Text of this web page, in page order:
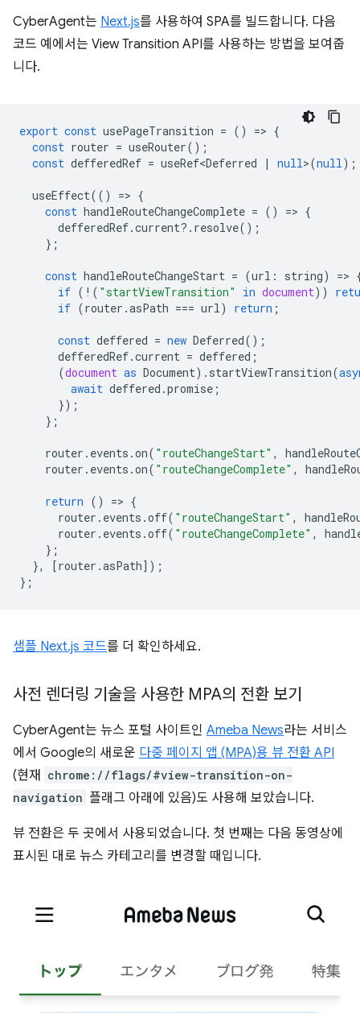
CyberAgent는 Next.js를 사용하여 SPA를 빌드합니다. 다음
코드 예에서는 View Transition API를 사용하는 방법을 보여줍
니다.
export const usePageTransition = () => {
const router = useRouter();
const defferedRef = useRef<Deferred | null>(null);
useEffect(() => {
const handleRouteChangeComplete = () => {
defferedRef.current? . resolve();
};
const handleRouteChangeStart = (url : string) =>
if ( ! ( "startViewTransition" in document))
if (router .asPath === url) return ;
const deffered = new Deferred();
defferedRef.current = deffered ;
(document as Document). startViewTransition(
await deffered .promise ;
});
};
router . events .on( "routeChangeStart" ,
router . events .on( "routeChangeComplete" ,
return () => {
router . events .off( "routeChangeStart" ,
router . events .off( "routeChangeComplete" ,
};
},
[router .asPath]);
};
샘플 Next.js 코드를 더 확인하세요.
사전 렌더링 기술을 사용한 MPA의 전환 보기
CyberAgent는 뉴스 포털 사이트인 Ameba News라는 서비스
에서 Google의 새로운 다중 페이지 앱 (MPA)용 뷰 전환 API
(현재
chrome://flags/#view-transition-on-
navigation 플래그 아래에 있음)도 사용해 보았습니다.
뷰 전환은 두 곳에서 사용되었습니다. 첫 번째는 다음 동영상에
표시된 대로 뉴스 카테고리를 변경할 때입니다.